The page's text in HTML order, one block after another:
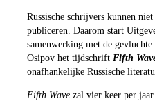
Russische schrijvers kunnen
publiceren. Daarom start
samenwerking met de
Osipov het tijdschriftFifth
onafhankelijke Russische
Fifth Wavezal vier keer per